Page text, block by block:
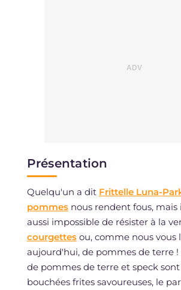
Présentation
Quelqu'un a dit Frittelle Luna-
pommesnous rendent fous, mais
aussi impossible de résister à la
courgettesou, comme nous vous
aujourd'hui, de pommes de terre !
de pommes de terre et speck sont
bouchées frites savoureuses, le